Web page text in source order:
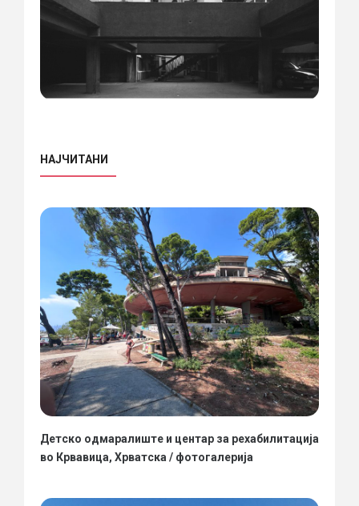
НАЈЧИТАНИ
Детско одмаралиште и центар за рехабилитација
во Крвавица, Хрватска / фотогалерија